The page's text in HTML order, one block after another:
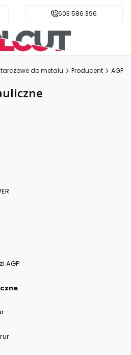
Fachowa pomoc
603 586 396
tarczowe do metalu Producent AGP
AGP